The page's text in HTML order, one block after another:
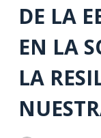
DE LA
EN LA
LA